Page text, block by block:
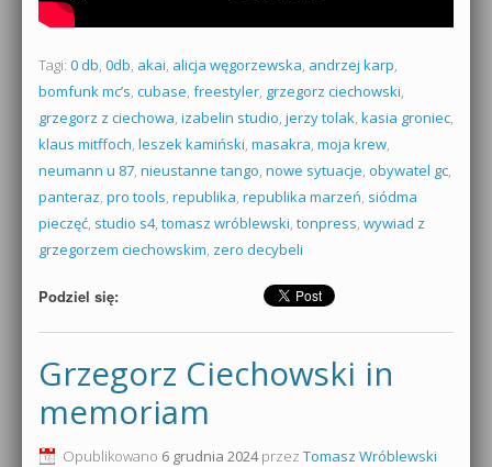
Tagi: 0 db, 0db, akai, alicja węgorzewska, andrzej karp,
bomfunk mc’s, cubase, freestyler, grzegorz ciechowski,
grzegorz z ciechowa, izabelin studio, jerzy tolak, kasia groniec,
klaus mitffoch, leszek kamiński, masakra, moja krew,
neumann u 87, nieustanne tango, nowe sytuacje, obywatel gc,
panteraz, pro tools, republika, republika marzeń, siódma
pieczęć, studio s4, tomasz wróblewski, tonpress, wywiad z
grzegorzem ciechowskim, zero decybeli
Podziel się:
Grzegorz Ciechowski in
memoriam
Opublikowano 6 grudnia 2024przez Tomasz Wróblewski